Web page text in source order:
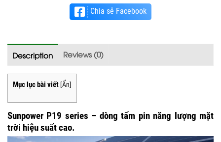
Chia sẻ Facebook
Description Reviews (0)
Mục lục bài viết [Ẩn]
Sunpower P19 series – dòng tấm pin năng lượng mặt
trời hiệu suất cao.